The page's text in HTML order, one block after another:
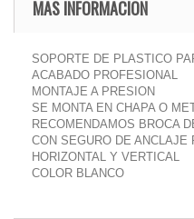
MAS INFORMACION
SOPORTE DE PLASTICO
ACABADO PROFESIONAL
MONTAJE A PRESION
SE MONTA EN CHAPA O
RECOMENDAMOS BROCA
CON SEGURO DE ANCLAJE
HORIZONTAL Y VERTICAL
COLOR BLANCO